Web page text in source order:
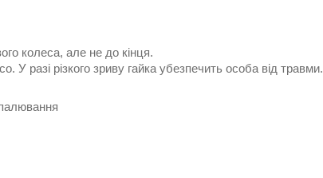
колеса, але не до кінця.
У разі різкого зриву гайка убезпечить особа від травми.